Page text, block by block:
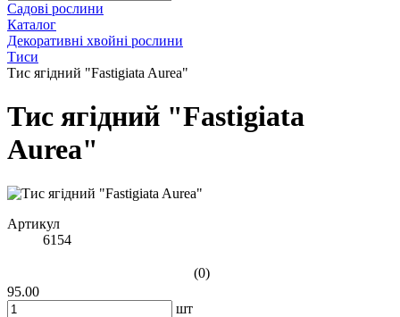
Садові рослини
Каталог
Декоративні хвойні рослини
Тиси
Тис ягідний "Fastigiata Aurea"
Тис ягідний "Fastigiata
Aurea"
Артикул
6154
(0)
95.00
шт